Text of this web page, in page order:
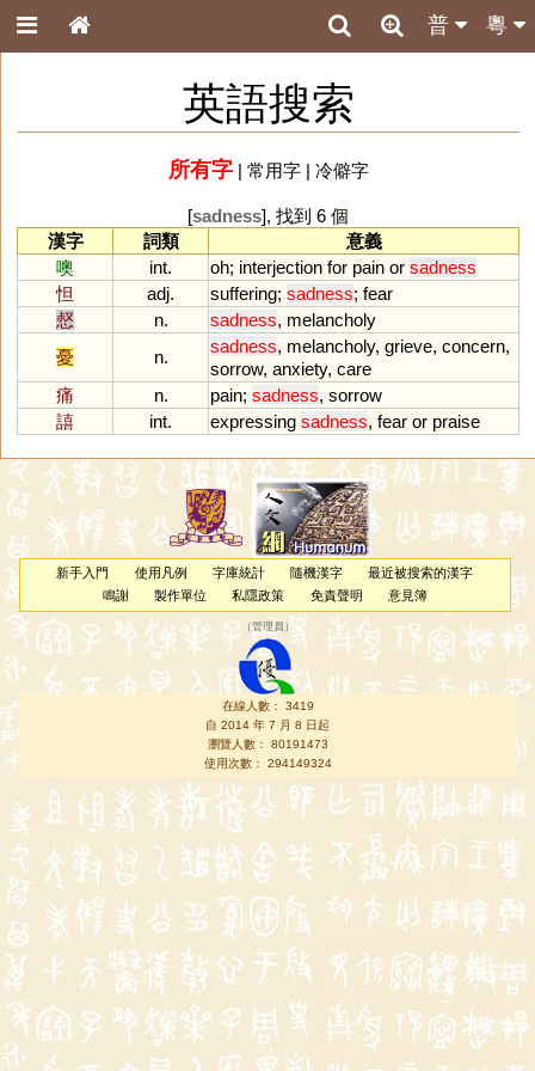
粵
普
英語搜索
所有字| 常用字| 冷僻字
[sadness], 找到 6 個
漢字
詞類
意義
噢
int. oh; interjection for pain or sadness
怛
adj. suffering; sadness; fear
惄
n. sadness, melancholy
憂
n.
sadness, melancholy, grieve, concern,
sorrow, anxiety, care
痛
n. pain; sadness, sorrow
譆
int. expressing sadness, fear or praise
新手入門 使用凡例 字庫統計 隨機漢字
最近被搜索的漢字
鳴謝
製作單位 私隱政策 免責聲明 意見簿
（管理員 ）
在線人數： 3419
自 2014 年 7 月 8 日起
瀏覽人數： 80191473
使用次數： 294149324